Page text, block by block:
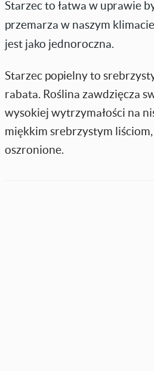
Starzec to łatwa w uprawie
przemarza w naszym
jest jako jednoroczna.
Starzec popielny to
rabata. Roślina zawdzięcza
wysokiej wytrzymałości na
miękkim srebrzystym
oszronione.